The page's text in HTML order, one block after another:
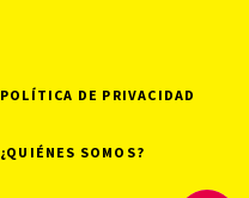
POLÍTICA DE PRIVACIDAD
¿QUIÉNES SOMOS?